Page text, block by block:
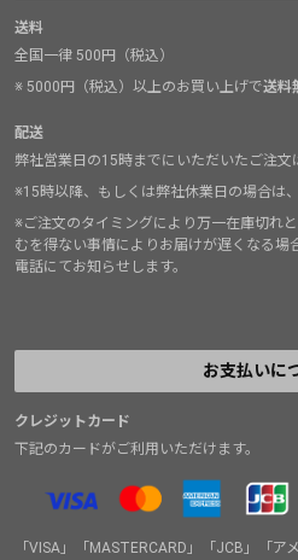
送料
全国一律 500円（税込）
※ 5000円（税込）以上のお買い上げで送料
配送
弊社営業日の15時までにいただいたご注文
※15時以降、もしくは弊社休業日の場合は
※ご注文のタイミングにより万一在庫切れ
むを得ない事情によりお届けが遅くなる場
電話にてお知らせします。
お支払いに
クレジットカード
下記のカードがご利用いただけます。
「VISA」「MASTERCARD」「JCB」「